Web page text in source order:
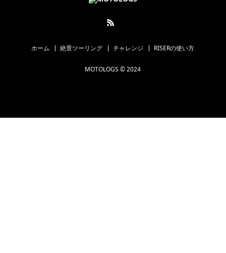
ホーム 絶景ツーリング チャレンジ RISERの使い方
MOTOLOGS © 2024